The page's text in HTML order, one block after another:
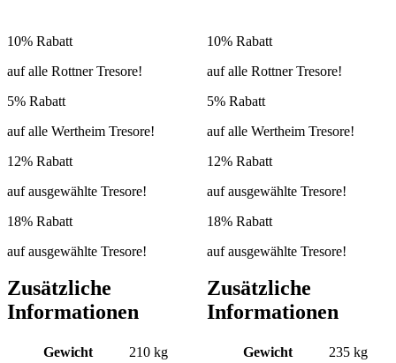
10% Rabatt
auf alle Rottner Tresore!
5% Rabatt
auf alle Wertheim Tresore!
12% Rabatt
auf ausgewählte Tresore!
18% Rabatt
auf ausgewählte Tresore!
Zusätzliche
Informationen
Gewicht
210 kg
10% Rabatt
auf alle Rottner Tresore!
5% Rabatt
auf alle Wertheim Tresore!
12% Rabatt
auf ausgewählte Tresore!
18% Rabatt
auf ausgewählte Tresore!
Zusätzliche
Informationen
Gewicht
235 kg